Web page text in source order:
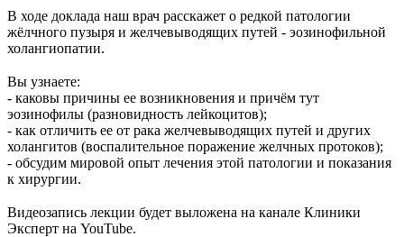
В ходе доклада наш врач расскажет о редкой патологии
жёлчного пузыря и желчевыводящих путей - эозинофильной
холангиопатии.
Вы узнаете:
- каковы причины ее возникновения и причём тут
эозинофилы (разновидность лейкоцитов);
- как отличить ее от рака желчевыводящих путей и других
холангитов (воспалительное поражение желчных протоков);
- обсудим мировой опыт лечения этой патологии и показания
к хирургии.
Видеозапись лекции будет выложена на канале Клиники
Эксперт на YouTube.